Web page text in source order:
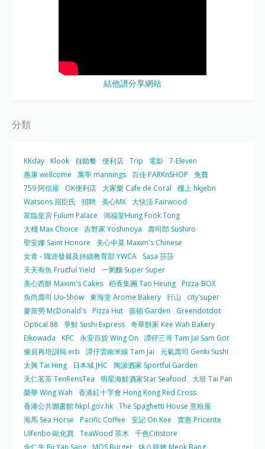
結他譜分享網站
分類
KKday Klook 自助餐 便利店 Trip 電影 7-Eleven
惠康 wellcome
萬寧 mannings 百佳 PARKnSHOP
免費
759 阿信屋
OK便利店 大家樂 Cafe de Coral
樓上 hkjebn
Watsons 屈臣氏
招聘 美心MX 大快活 Fairwood
富臨皇宮 Fulum Palace
鴻福堂Hung Fook Tong
大棧 Max Choice
吉野家 Yoshinoya
壽司郎 Sushiro
聖安娜 Saint Honore
美心中菜 Maxim's Chinese
女青 - 職涯發展及持續教育部 YWCA
Sasa 莎莎
天天有魚 Fruitful Yield
一粥麵 Super Super
美心西餅 Maxim's Cakes 稻香集團 Tao Heung Pizza-BOX
魚尚壽司 Uo-Show 東海堂 Arome Bakery 行山
city'super
麥當勞 McDonald's Pizza Hut 嘉頓 Garden
Greendotdot
Optical 88 爭鮮 Sushi Express 奇華餅家 Kee Wah Bakery
Eikowada
KFC 永安百貨 Wing On
譚仔三哥 Tam Jai Sam Gor
僱員再培訓局 erb
譚仔雲南米線 Tam Jai
元氣壽司 Genki Sushi
太興 Tai Hing
日本城 JHC
陶源酒家 Sportful Garden
天仁茗茶 TenRensTea
明星海鮮酒家Star Seafood
大班 Tai Pan
榮華 Wing Wah
香港紅十字會 Hong Kong Red Cross
香港公共圖書館 hkpl.gov.hk The Spaghetti House 意粉屋
海馬 Sea Horse
Pacific Coffee 安記 On Kee
實惠 Pricerite
Ulfenbo 歐化寶 TeaWood 茶木 千色Citistore